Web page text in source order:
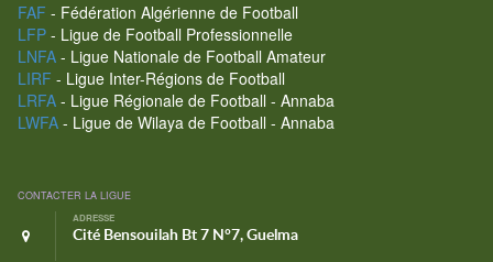
FAF - Fédération Algérienne de Football
LFP- Ligue de Football Professionnelle
LNFA- Ligue Nationale de Football Amateur
LIRF - Ligue Inter-Régions de Football
LRFA- Ligue Régionale de Football - Annaba
LWFA- Ligue de Wilaya de Football - Annaba
CONTACTER LA LIGUE
ADRESSE
Cité Bensouilah Bt 7 N°7, Guelma